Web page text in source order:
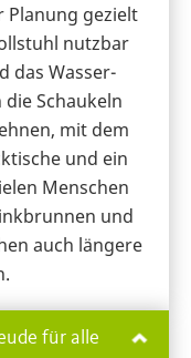
Planung gezielt
nutzbar
das Wasser-
Schaukeln
mit dem
und ein
Menschen
und
auch längere
für alle